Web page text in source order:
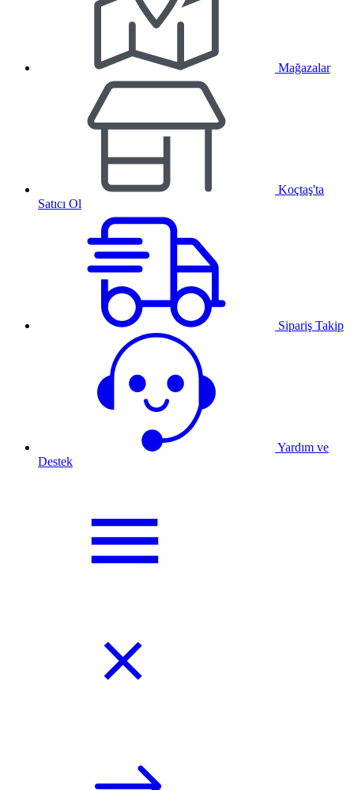
Mağazalar
Koçtaş'ta
Satıcı Ol
Sipariş Takip
Yardım ve
Destek